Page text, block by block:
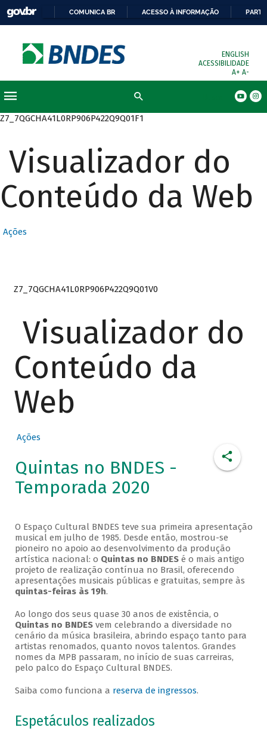
COMUNICA BR ACESSO À INFORMAÇÃO
ENGLISH
ACESSIBILIDADE
A+ A-
Z7_7QGCHA41L0RP906P422Q9Q01F1
Visualizador do
Conteúdo da Web
Ações
Z7_7QGCHA41L0RP906P422Q9Q01V0
Visualizador do
Conteúdo da
Web
Ações
Quintas no BNDES -
Temporada 2020
O Espaço Cultural BNDES teve sua primeira apresentação
musical em julho de 1985. Desde então, mostrou-se
pioneiro no apoio ao desenvolvimento da produção
artística nacional: o Quintas no BNDESé o mais antigo
projeto de realização contínua no Brasil, oferecendo
apresentações musicais públicas e gratuitas, sempre às
quintas-feiras às 19h.
Ao longo dos seus quase 30 anos de existência, o
Quintas no BNDESvem celebrando a diversidade no
cenário da música brasileira, abrindo espaço tanto para
artistas renomados, quanto novos talentos. Grandes
nomes da MPB passaram, no início de suas carreiras,
pelo palco do Espaço Cultural BNDES.
Saiba como funciona a reserva de ingressos.
Espetáculos realizados